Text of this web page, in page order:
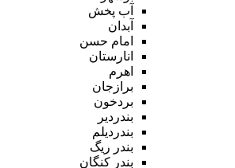
آب پخش
آبدان
امام حسن
انارستان
اهرم
برازجان
بردخون
بندردیر
بندردیلم
بندر ریگ
بندر کنگان